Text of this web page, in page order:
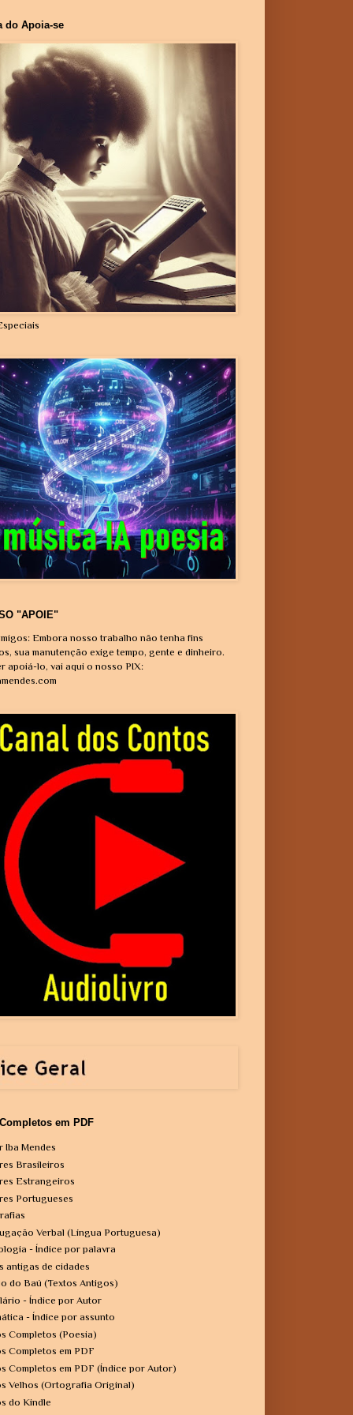
do Apoia-se
"APOIE"
Embora nosso trabalho não tenha fins
sua manutenção exige tempo, gente e dinheiro.
apoiá-lo, vai aqui o nosso PIX:
em PDF
Iba Mendes
Brasileiros
Estrangeiros
Portugueses
Verbal (Língua Portuguesa)
- Índice por palavra
antigas de cidades
do Baú (Textos Antigos)
- Índice por Autor
- Índice por assunto
Completos (Poesia)
Completos em PDF
Completos em PDF (Índice por Autor)
Velhos (Ortografia Original)
do Kindle